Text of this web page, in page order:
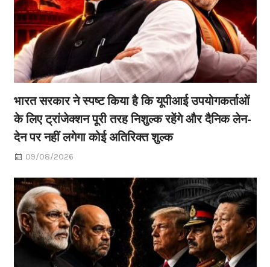
भारत सरकार ने स्पष्ट किया है कि यूपीआई उपयोगकर्ताओं
के लिए ट्रांजेक्शन पूरी तरह निशुल्क रहेंगे और दैनिक लेन-
देन पर नहीं लगेगा कोई अतिरिक्त शुल्क
09/08/2026